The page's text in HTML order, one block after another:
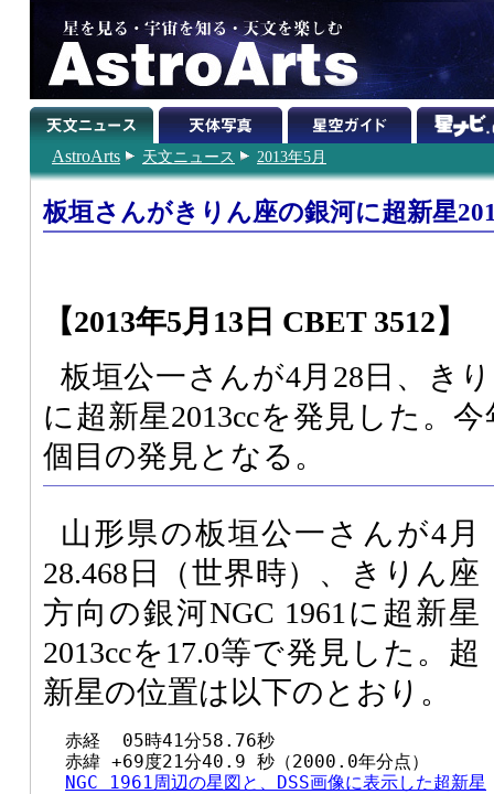
AstroArts 天文ニュース 2013年5月
板垣さんがきりん座の銀河に超新星
【2013年5月13日 CBET 3512】
板垣公一さんが4月28日、き
に超新星2013ccを発見した。
個目の発見となる。
山形県の板垣公一さんが4月
28.468日（世界時）、きりん座
方向の銀河NGC 1961に超新星
2013ccを17.0等で発見した。超
新星の位置は以下のとおり。
  赤経  05時41分58.76秒
  赤緯 +69度21分40.9 秒（2000.0年分点）
NGC 1961周辺の星図と、DSS画像に表示した超新星